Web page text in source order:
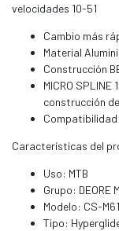
velocidades 10-51
Cambio más
Material
Construcción
MICRO
construcción
Características del
Uso: MTB
Grupo: DEORE
Modelo: CS-
Tipo: